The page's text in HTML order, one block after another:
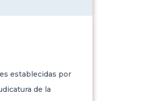
establecidas por
de la